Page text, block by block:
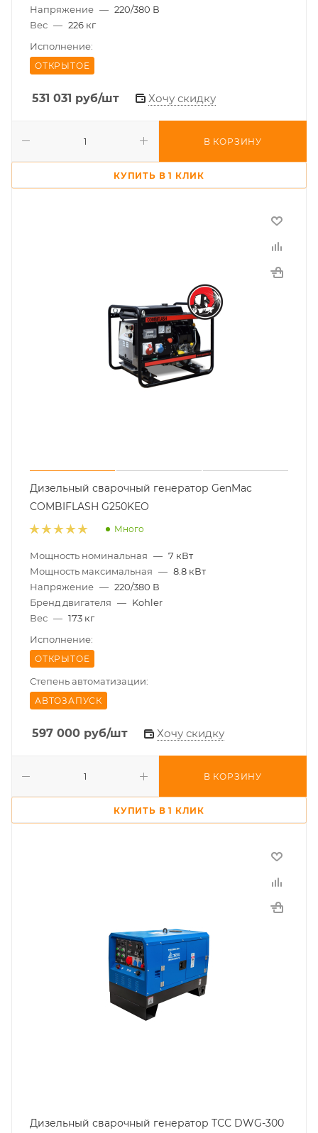
Напряжение — 220/380 В
Вес — 226 кг
Исполнение:
ОТКРЫТОЕ
531 031 руб/шт Хочу скидку
В КОРЗИНУ
КУПИТЬ В 1 КЛИК
Дизельный сварочный генератор GenMac
COMBIFLASH G250KEO
Много
Мощность номинальная — 7 кВт
Мощность максимальная — 8.8 кВт
Напряжение — 220/380 В
Бренд двигателя — Kohler
Вес — 173 кг
Исполнение:
ОТКРЫТОЕ
Степень автоматизации:
АВТОЗАПУСК
597 000 руб/шт Хочу скидку
В КОРЗИНУ
КУПИТЬ В 1 КЛИК
Дизельный сварочный генератор ТСС DWG-300